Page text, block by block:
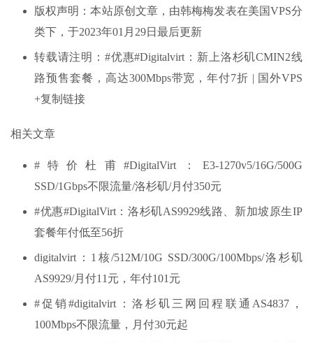
版权声明：本站原创文章，由韩梅梅发表在美国VPS分
类下，于2023年01月29日最后更新
转载请注明：#优惠#Digitalvirt：新上洛杉矶CMIN2线
路预售套餐，高达300Mbps带宽，年付7折 | 国外VPS
+复制链接
相关文章
#特价杜甫#DigitalVirt：E3-1270v5/16G/500G
SSD/1Gbps不限流量/洛杉矶/月付350元
#优惠#DigitalVirt：洛杉矶AS9929线路、新加坡原生IP
套餐年付低至56折
digitalvirt：1核/512M/10G SSD/300G/100Mbps/洛杉矶
AS9929/月付11元，年付101元
#促销#digitalvirt：洛杉矶三网回程联通AS4837，
100Mbps不限流量，月付30元起